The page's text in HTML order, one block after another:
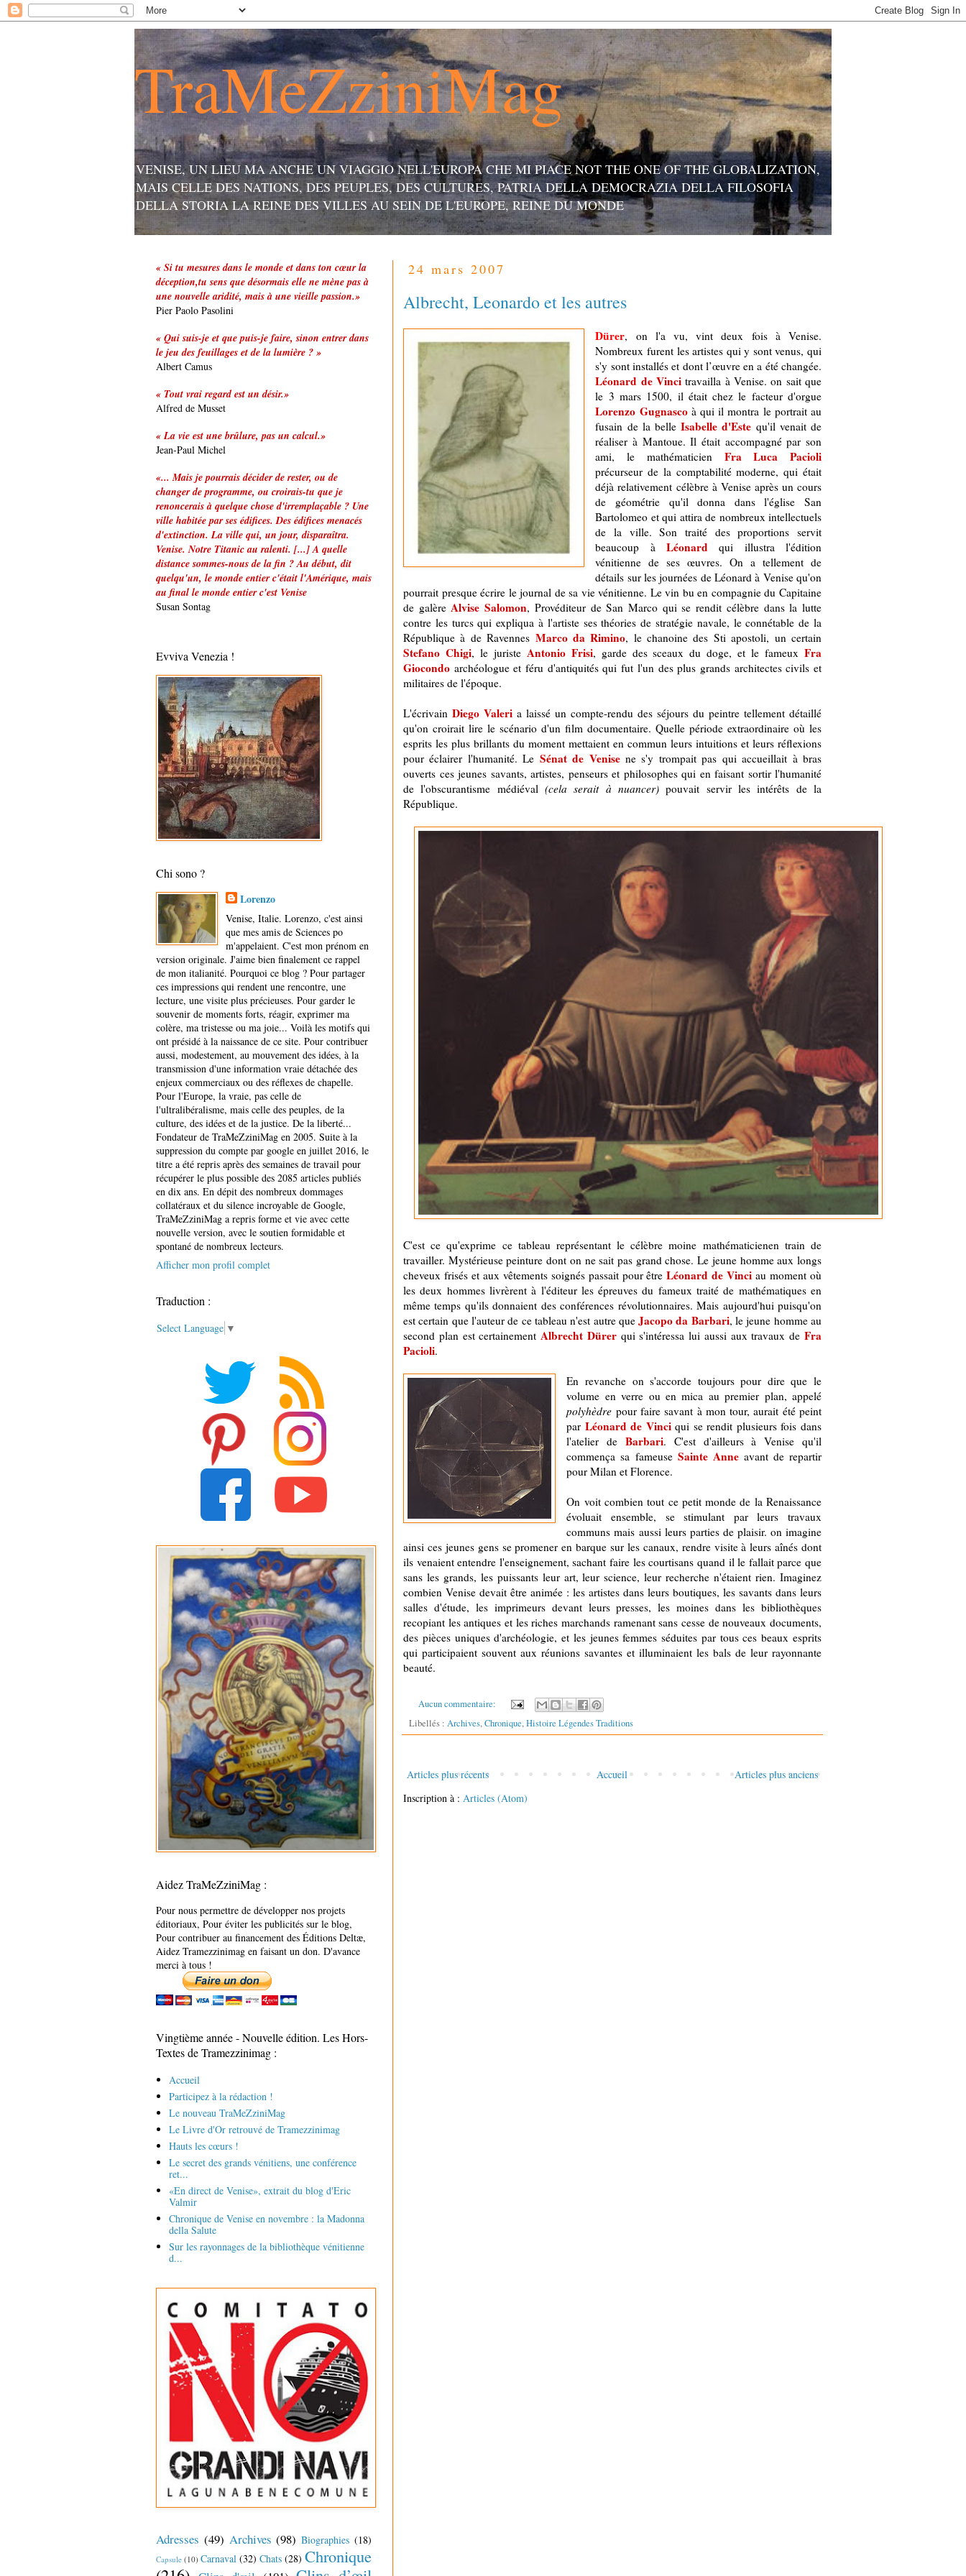
TraMeZziniMag
VENISE, UN LIEU MA ANCHE UN VIAGGIO NELL'EUROPA CHE MI PIACE NOT THE ONE OF THE GLOBALIZATION,
MAIS CELLE DES NATIONS, DES PEUPLES, DES CULTURES, PATRIA DELLA DEMOCRAZIA DELLA FILOSOFIA
DELLA STORIA LA REINE DES VILLES AU SEIN DE L'EUROPE, REINE DU MONDE
24 mars 2007
Albrecht, Leonardo et les autres
Dürer, on l'a vu, vint deux fois à Venise.
Nombreux furent les artistes qui y sont venus, qui
s'y sont installés et dont l’œuvre en a été changée.
Léonard de Vinci travailla à Venise. on sait que
le 3 mars 1500, il était chez le facteur d'orgue
Lorenzo Gugnascoà qui il montra le portrait au
fusain de la belleIsabelle d'Este qu'il venait de
réaliser à Mantoue. Il était accompagné par son
ami, le mathématicien Fra Luca Pacioli
précurseur de la comptabilité moderne, qui était
déjà relativement célèbre à Venise après un cours
de géométrie qu'il donna dans l'église San
Bartolomeo et qui attira de nombreux intellectuels
de la ville. Son traité des proportions servit
beaucoup àLéonard qui illustra l'édition
vénitienne de ses œuvres. On a tellement de
détails sur les journées de Léonard à Venise qu'on
pourrait presque écrire le journal de sa vie vénitienne. Le vin bu en compagnie du Capitaine
de galère Alvise Salomon, Provéditeur de San Marco qui se rendit célèbre dans la lutte
contre les turcs qui expliqua à l'artiste ses théories de stratégie navale, le connétable de la
République à de Ravennes Marco da Rimino, le chanoine des Sti apostoli, un certain
Stefano Chigi, le juriste Antonio Frisi, garde des sceaux du doge, et le fameuxFra
Giocondo archéologue et féru d'antiquités qui fut l'un des plus grands architectes civils et
militaires de l'époque.
L'écrivain Diego Valeri a laissé un compte-rendu des séjours du peintre tellement détaillé
qu'on croirait lire le scénario d'un film documentaire. Quelle période extraordinaire où les
esprits les plus brillants du moment mettaient en commun leurs intuitions et leurs réflexions
pour éclairer l'humanité. Le Sénat de Venisene s'y trompait pas qui accueillait à bras
ouverts ces jeunes savants, artistes, penseurs et philosophes qui en faisant sortir l'humanité
de l'obscurantisme médiéval (cela serait à nuancer) pouvait servir les intérêts de la
République.
C'est ce qu'exprime ce tableau représentant le célèbre moine mathématicienen train de
travailler. Mystérieuse peinture dont on ne sait pas grand chose. Le jeune homme aux longs
cheveux frisés et aux vêtements soignés passait pour êtreLéonard de Vinci au moment où
les deux hommes livrèrent à l'éditeur les épreuves du fameux traité de mathématiques en
même temps qu'ils donnaient des conférences révolutionnaires. Mais aujourd'hui puisqu'on
est certain que l'auteur de ce tableau n'est autre queJacopo da Barbari, le jeune homme au
second plan est certainement Albrecht Dürerqui s'intéressa lui aussi aux travaux deFra
Pacioli.
En revanche on s'accorde toujours pour dire que le
volume en verre ou en mica au premier plan, appelé
polyhèdre pour faire savant à mon tour, aurait été peint
par Léonard de Vinciqui se rendit plusieurs fois dans
l'atelier de Barbari. C'est d'ailleurs à Venise qu'il
commença sa fameuse Sainte Anne avant de repartir
pour Milan et Florence.
On voit combien tout ce petit monde de la Renaissance
évoluait ensemble, se stimulant par leurs travaux
communs mais aussi leurs parties de plaisir. on imagine
ainsi ces jeunes gens se promener en barque sur les canaux, rendre visite à leurs aînés dont
ils venaient entendre l'enseignement, sachant faire les courtisans quand il le fallait parce que
sans les grands, les puissants leur art, leur science, leur recherche n'étaient rien. Imaginez
combien Venise devait être animée : les artistes dans leurs boutiques, les savants dans leurs
salles d'étude, les imprimeurs devant leurs presses, les moines dans les bibliothèques
recopiant les antiques et les riches marchands ramenant sans cesse de nouveaux documents,
des pièces uniques d'archéologie, et les jeunes femmes séduites par tous ces beaux esprits
qui participaient souvent aux réunions savantes et illuminaient les bals de leur rayonnante
beauté.
Aucun commentaire:
Libellés : Archives,Chronique,Histoire Légendes Traditions
Articles plus récents Articles plus anciens
Accueil
Inscription à : Articles (Atom)
« Si tu mesures dans le monde et dans ton cœur la
déception,tu sens que désormais elle ne mène pas à
une nouvelle aridité, mais à une vieille passion.»
Pier Paolo Pasolini
« Qui suis-je et que puis-je faire, sinon entrer dans
le jeu des feuillages et de la lumière ? »
Albert Camus
« Tout vrai regard est un désir.»
Alfred de Musset
« La vie est une brûlure, pas un calcul.»
Jean-Paul Michel
«... Mais je pourrais décider de rester, ou de
changer de programme, ou croirais-tu que je
renoncerais à quelque chose d'irremplaçable ? Une
ville habitée par ses édifices. Des édifices menacés
d'extinction. La ville qui, un jour, disparaîtra.
Venise. Notre Titanic au ralenti. [...] A quelle
distance sommes-nous de la fin ? Au début, dit
quelqu'un, le monde entier c'était l'Amérique, mais
au final le monde entier c'est Venise
Susan Sontag
Evviva Venezia !
Chi sono ?
Lorenzo
Venise, Italie. Lorenzo, c'est ainsi
que mes amis de Sciences po
m'appelaient. C'est mon prénom en
version originale. J'aime bien finalement ce rappel
de mon italianité. Pourquoi ce blog ? Pour partager
ces impressions qui rendent une rencontre, une
lecture, une visite plus précieuses. Pour garder le
souvenir de moments forts, réagir, exprimer ma
colère, ma tristesse ou ma joie... Voilà les motifs qui
ont présidé à la naissance de ce site. Pour contribuer
aussi, modestement, au mouvement des idées, à la
transmission d'une information vraie détachée des
enjeux commerciaux ou des réflexes de chapelle.
Pour l'Europe, la vraie, pas celle de
l'ultralibéralisme, mais celle des peuples, de la
culture, des idées et de la justice. De la liberté...
Fondateur de TraMeZziniMag en 2005. Suite à la
suppression du compte par google en juillet 2016, le
titre a été repris après des semaines de travail pour
récupérer le plus possible des 2085 articles publiés
en dix ans. En dépit des nombreux dommages
collatéraux et du silence incroyable de Google,
TraMeZziniMag a repris forme et vie avec cette
nouvelle version, avec le soutien formidable et
spontané de nombreux lecteurs.
Afficher mon profil complet
Traduction :
Select Language ▼
Aidez TraMeZziniMag :
Pour nous permettre de développer nos projets
éditoriaux, Pour éviter les publicités sur le blog,
Pour contribuer au financement des Éditions Deltæ,
Aidez Tramezzinimag en faisant un don. D'avance
merci à tous !
Vingtième année - Nouvelle édition. Les Hors-
Textes de Tramezzinimag :
Accueil
Participez à la rédaction !
Le nouveau TraMeZziniMag
Le Livre d'Or retrouvé de Tramezzinimag
Hauts les cœurs !
Le secret des grands vénitiens, une conférence
ret...
«En direct de Venise», extrait du blog d'Eric
Valmir
Chronique de Venise en novembre : la Madonna
della Salute
Sur les rayonnages de la bibliothèque vénitienne
d...
Adresses (49) Archives (98) Biographies (18)
Capsule (10) Carnaval (32) Chats (28) Chronique